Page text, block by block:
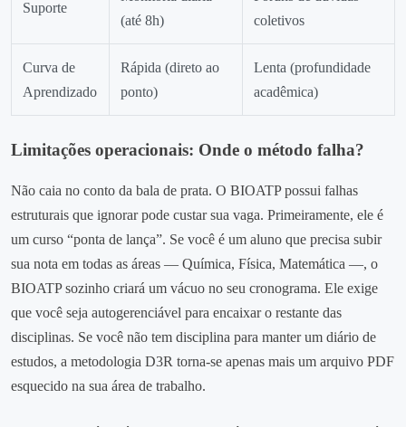
Suporte
(até 8h)
coletivos
Curva de
Aprendizado
Rápida (direto ao
ponto)
Lenta (profundidade
acadêmica)
Limitações operacionais: Onde o método falha?
Não caia no conto da bala de prata. O BIOATP possui falhas
estruturais que ignorar pode custar sua vaga. Primeiramente, ele é
um curso “ponta de lança”. Se você é um aluno que precisa subir
sua nota em todas as áreas — Química, Física, Matemática —, o
BIOATP sozinho criará um vácuo no seu cronograma. Ele exige
que você seja autogerenciável para encaixar o restante das
disciplinas. Se você não tem disciplina para manter um diário de
estudos, a metodologia D3R torna-se apenas mais um arquivo PDF
esquecido na sua área de trabalho.